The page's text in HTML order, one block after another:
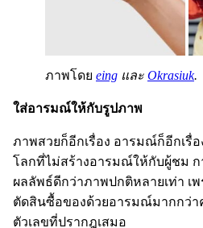
ภาพโดย eing และ Okrasiuk.
ใส่อารมณ์ให้กับรูปภาพ
ภาพสวยก็อีกเรื่อง อารมณ์ก็อีกเรื่อ
โลกที่ไม่สร้างอารมณ์ให้กับผู้ชม
ผลลัพธ์ดีกว่าภาพปกติหลายเท่า เ
ตัดสินซื้อของด้วยอารมณ์มากกว่า
ตัวเลขที่ปรากฎเสมอ